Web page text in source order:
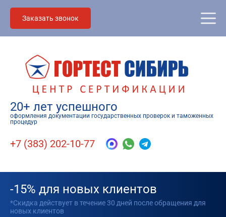
Заказать звонок
20+ лет успешного
оформления документации государственных проверок и таможенных
процедур
+7 (383) 202-10-77
-15% для новых клиентов
*Скидка действует в течение 30 дней после обращения для
новых клиентов